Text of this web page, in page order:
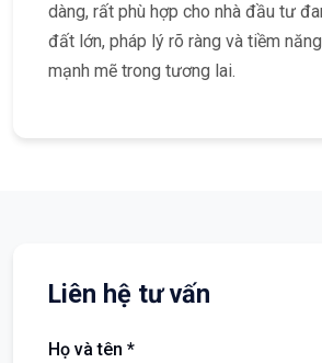
dàng, rất phù hợp cho nhà đầu tư
đất lớn, pháp lý rõ ràng và tiềm
mạnh mẽ trong tương lai.
Liên hệ tư vấn
Họ và tên *